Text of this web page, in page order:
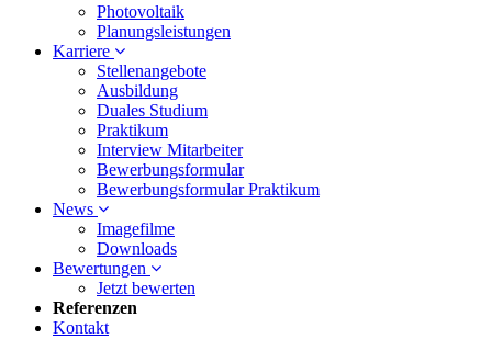
Photovoltaik
Planungsleistungen
Karriere
Stellenangebote
Ausbildung
Duales Studium
Praktikum
Interview Mitarbeiter
Bewerbungsformular
Bewerbungsformular Praktikum
News
Imagefilme
Downloads
Bewertungen
Jetzt bewerten
Referenzen
Kontakt